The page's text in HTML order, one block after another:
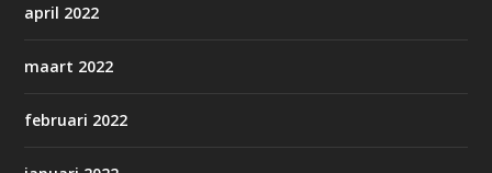
april 2022
maart 2022
februari 2022